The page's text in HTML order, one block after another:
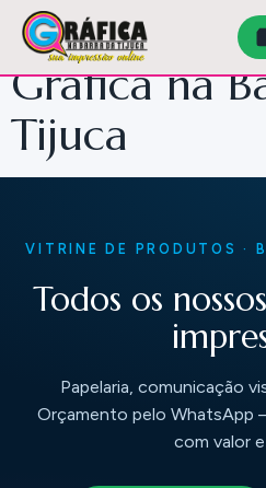
Nossos
Gráfica na
Tijuca
VITRINE DE PRODUTOS ·
Todos os nossos
Papelaria, comunicação
Orçamento pelo WhatsApp
com valor